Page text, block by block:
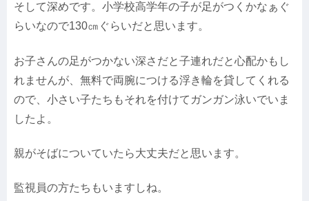
そして深めです。小学校高学年の子が足がつくかなぁぐ
らいなので130㎝ぐらいだと思います。
お子さんの足がつかない深さだと子連れだと心配かもし
れませんが、無料で両腕につける浮き輪を貸してくれる
ので、小さい子たちもそれを付けてガンガン泳いでいま
したよ。
親がそばについていたら大丈夫だと思います。
監視員の方たちもいますしね。